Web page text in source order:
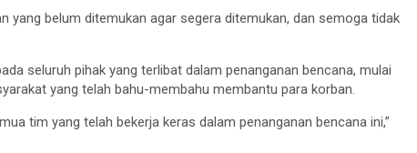
yang belum ditemukan agar segera ditemukan, dan semoga tidak
seluruh pihak yang terlibat dalam penanganan bencana, mulai
yang telah bahu-membahu membantu para korban.
tim yang telah bekerja keras dalam penanganan bencana ini,”